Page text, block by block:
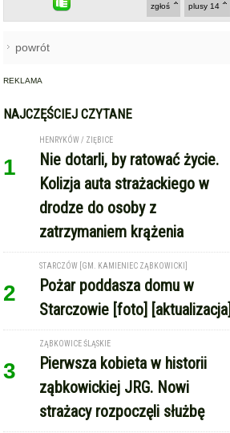
plusy 14
zgłoś
powrót
REKLAMA
NAJCZĘŚCIEJ CZYTANE
1
HENRYKÓW / ZIĘBICE
Nie dotarli, by ratować życie.
Kolizja auta strażackiego w
drodze do osoby z
zatrzymaniem krążenia
2
STARCZÓW [GM. KAMIENIEC ZĄBKOWICKI]
Pożar poddasza domu w
Starczowie [foto] [aktualizacja]
3
ZĄBKOWICE ŚLĄSKIE
Pierwsza kobieta w historii
ząbkowickiej JRG. Nowi
strażacy rozpoczęli służbę